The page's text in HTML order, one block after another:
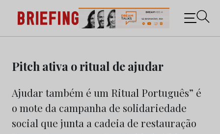
content
Briefing: Todas as notícias sobre os negócios do
Marketing e da Publicidade
Pitch ativa o ritual de ajudar
Ajudar também é um Ritual Português” é
o mote da campanha de solidariedade
social que junta a cadeia de restauração